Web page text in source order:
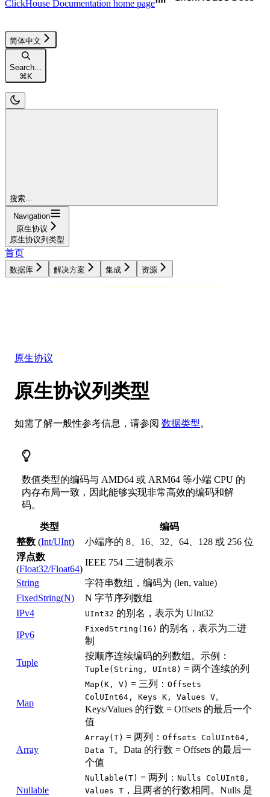
ClickHouse Documentation home page
简体中文
Search...
⌘ K
搜索...
Navigation
原生协议
原生协议列类型
首页
数据库 解决方案 集成 资源
原生协议
原生协议列类型
如需了解一般性参考信息，请参阅 数据类型。
数值类型的编码与 AMD64 或 ARM64 等小端 CPU 的
内存布局一致，因此能够实现非常高效的编码和解
码。
类型
编码
整数 (Int/UInt)
小端序的 8、16、32、64、128 或 256 位
浮点数
(Float32/Float64)
IEEE 754 二进制表示
String
字符串数组，编码为 (len, value)
FixedString(N)
N 字节序列数组
IPv4
UInt32 的别名，表示为 UInt32
IPv6
FixedString(16) 的别名，表示为二进
制
Tuple
按顺序连续编码的列数组。示例：
Tuple(String, UInt8) = 两个连续的列
Map
Map(K, V) = 三列： Offsets
ColUInt64, Keys K, Values V。
Keys/Values 的行数 = Offsets 的最后一个
值
Array
Array(T) = 两列： Offsets ColUInt64,
Data T。Data 的行数 = Offsets 的最后一
个值
Nullable
Nullable(T) = 两列： Nulls ColUInt8,
Values T ，且两者的行数相同。Nulls 是